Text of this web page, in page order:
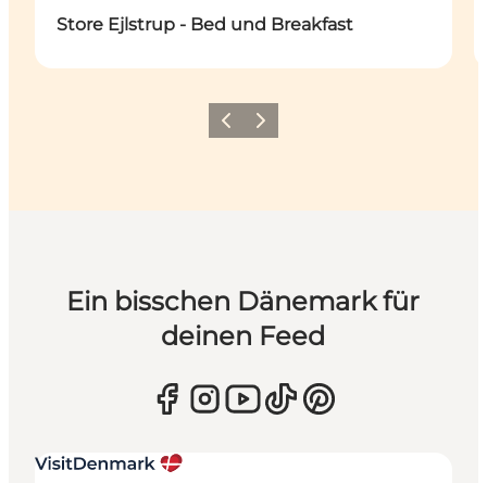
Store Ejlstrup - Bed und Breakfast
ZurückWeiter
Ein bisschen Dänemark für
deinen Feed